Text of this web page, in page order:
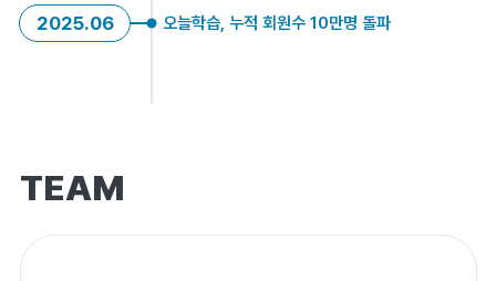
2025.06 오늘학습, 누적 회원수 10만명 돌파
TEAM